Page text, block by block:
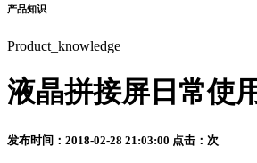
产品知识
Product_knowledge
液晶拼接屏日常使
发布时间：2018-02-28 21:03:00 点击： 次